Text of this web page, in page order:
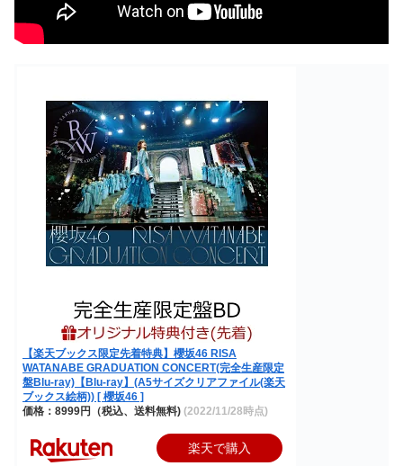
【楽天ブックス限定先着特典】櫻坂46 RISA
WATANABE GRADUATION CONCERT(完全生産限定
盤Blu-ray)【Blu-ray】(A5サイズクリアファイル(楽天
ブックス絵柄)) [ 櫻坂46 ]
価格：8999円（税込、送料無料) (2022/11/28時点)
楽天で購入